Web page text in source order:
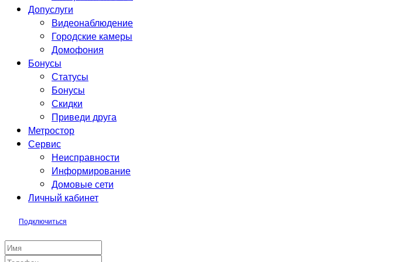
Допуслуги
Видеонаблюдение
Городские камеры
Домофония
Бонусы
Статусы
Бонусы
Скидки
Приведи друга
Метростор
Сервис
Неисправности
Информирование
Домовые сети
Личный кабинет
Подключиться